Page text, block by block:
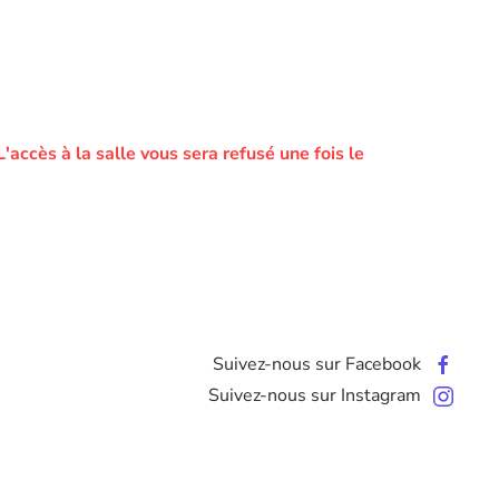
à la salle vous sera refusé une fois le
Suivez-nous sur Facebook
Suivez-nous sur Instagram